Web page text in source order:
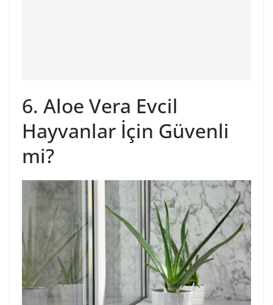
6. Aloe Vera Evcil
Hayvanlar İçin Güvenli
mi?